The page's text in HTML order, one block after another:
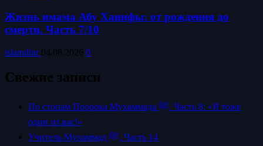
Жизнь имама Абу Ханифы: от рождения до
смерти. Часть 7/10
islamdinr 04.08.2026 0
Свежие записи
По стопам Пророка Мухаммада ﷺ. Часть 8: «Я тоже
один из вас!»
Учитель Мухаммад ﷺ. Часть 14